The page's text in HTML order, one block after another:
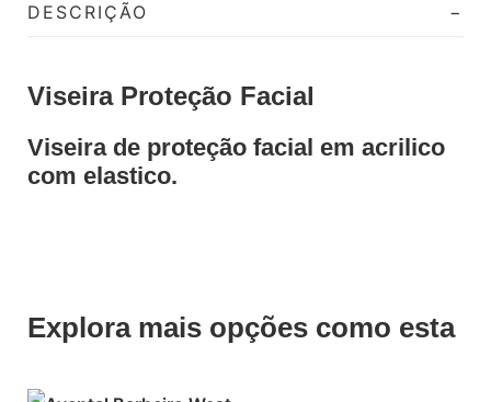
DESCRIÇÃO
Viseira Proteção Facial
Viseira de proteção facial em acrilico
com elastico.
Explora mais opções como esta